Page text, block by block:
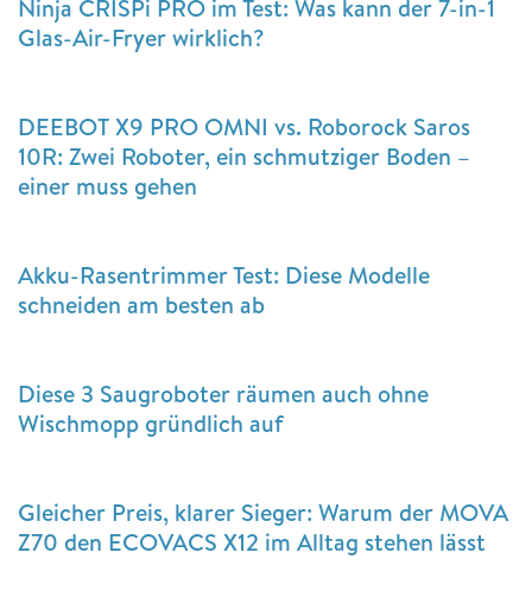
Ninja CRISPi PRO im Test: Was kann der 7-in-1
Glas-Air-Fryer wirklich?
DEEBOT X9 PRO OMNI vs. Roborock Saros
10R: Zwei Roboter, ein schmutziger Boden –
einer muss gehen
Akku-Rasentrimmer Test: Diese Modelle
schneiden am besten ab
Diese 3 Saugroboter räumen auch ohne
Wischmopp gründlich auf
Gleicher Preis, klarer Sieger: Warum der MOVA
Z70 den ECOVACS X12 im Alltag stehen lässt